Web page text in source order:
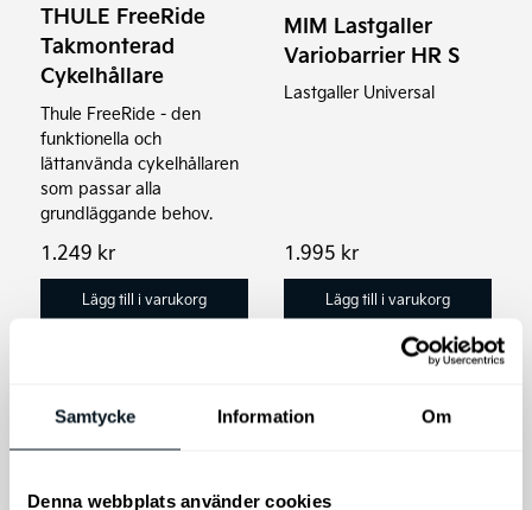
Samtycke Information Om
Denna webbplats använder cookies
THULE FreeRide
Takmonterad
Cykelhållare
Thule FreeRide - den
funktionella och
lättanvända cykelhållaren
som passar alla
grundläggande behov.
1.249 kr
Lägg till i varukorg
MIM Lastgaller
Variobarrier HR S
Lastgaller Universal
1.995 kr
Lägg till i varukorg